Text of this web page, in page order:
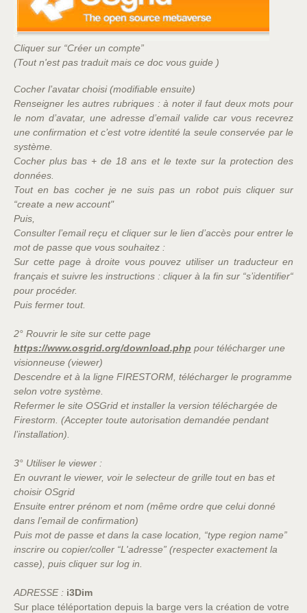
Cliquer sur “Créer un compte”
(Tout n'est pas traduit mais ce doc vous guide )
Cocher l’avatar choisi (modifiable ensuite)
Renseigner les autres rubriques : à noter il faut deux mots pour
le nom d’avatar, une adresse d’email valide car vous recevrez
une confirmation et c’est votre identité la seule conservée par le
système.
Cocher plus bas + de 18 ans et le texte sur la protection des
données.
Tout en bas cocher je ne suis pas un robot puis cliquer sur
“create a new account"
Puis,
Consulter l’email reçu et cliquer sur le lien d’accès pour entrer le
mot de passe que vous souhaitez :
Sur cette page à droite vous pouvez utiliser un traducteur en
français et suivre les instructions : cliquer à la fin sur “s’identifier“
pour procéder.
Puis fermer tout.
2° Rouvrir le site sur cette page
https://www.osgrid.org/download.php pour télécharger une
visionneuse (viewer)
Descendre et à la ligne FIRESTORM, télécharger le programme
selon votre système.
Refermer le site OSGrid et installer la version téléchargée de
Firestorm. (Accepter toute autorisation demandée pendant
l’installation).
3° Utiliser le viewer :
En ouvrant le viewer, voir le selecteur de grille tout en bas et
choisir OSgrid
Ensuite entrer prénom et nom (même ordre que celui donné
dans l’email de confirmation)
Puis mot de passe et dans la case location, “type region name”
inscrire ou copier/coller “L'adresse” (respecter exactement la
casse), puis cliquer sur log in.
ADRESSE : i3Dim
Sur place téléportation depuis la barge vers la création de votre